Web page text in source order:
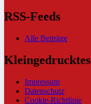
RSS-Feeds
Alle Beiträge
Kleingedrucktes
Impressum
Datenschutz
Cookie-Richtlinie